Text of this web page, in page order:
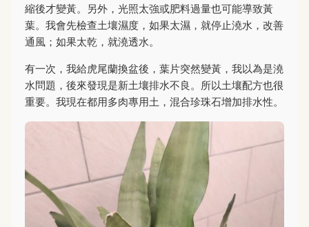
縮後才變黃。另外，光照太強或肥料過量也可能導致黃
葉。我會先檢查土壤濕度，如果太濕，就停止澆水，改善
通風；如果太乾，就澆透水。
有一次，我給虎尾蘭換盆後，葉片突然變黃，我以為是澆
水問題，後來發現是新土壤排水不良。所以土壤配方也很
重要。我現在都用多肉專用土，混合珍珠石增加排水性。